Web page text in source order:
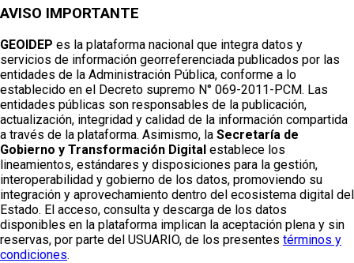
AVISO IMPORTANTE
GEOIDEP es la plataforma nacional que integra datos y
servicios de información georreferenciada publicados por las
entidades de la Administración Pública, conforme a lo
establecido en el Decreto supremo N° 069-2011-PCM. Las
entidades públicas son responsables de la publicación,
actualización, integridad y calidad de la información compartida
a través de la plataforma. Asimismo, la Secretaría de
Gobierno y Transformación Digital establece los
lineamientos, estándares y disposiciones para la gestión,
interoperabilidad y gobierno de los datos, promoviendo su
integración y aprovechamiento dentro del ecosistema digital del
Estado. El acceso, consulta y descarga de los datos
disponibles en la plataforma implican la aceptación plena y sin
reservas, por parte del USUARIO, de los presentes términos y
condiciones.